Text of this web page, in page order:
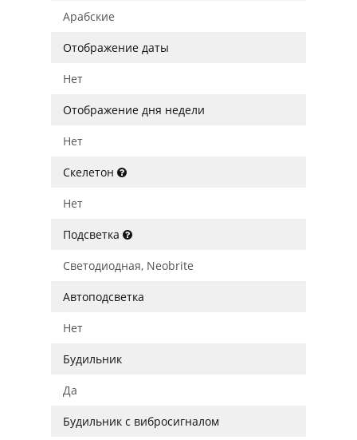
Арабские
Отображение даты
Нет
Отображение дня недели
Нет
Скелетон
Нет
Подсветка
Светодиодная, Neobrite
Автоподсветка
Нет
Будильник
Да
Будильник с вибросигналом